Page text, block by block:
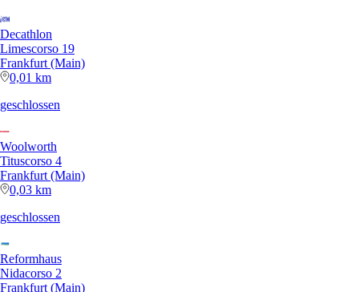
Decathlon
Limescorso 19
Frankfurt (Main)
0,01 km
geschlossen
Woolworth
Tituscorso 4
Frankfurt (Main)
0,03 km
geschlossen
Reformhaus
Nidacorso 2
Frankfurt (Main)